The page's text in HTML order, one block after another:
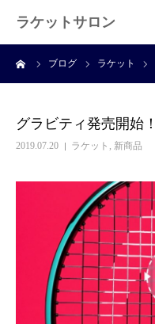
ラケットサロン
ブログ ラケット
グラビティ発売開始！
2019.07.20 ラケット , 新商品
ホーム
プライベートレッスン
ブログ
よくある質問